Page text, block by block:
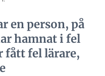
en person, på
hamnat i fel
fått fel lärare,